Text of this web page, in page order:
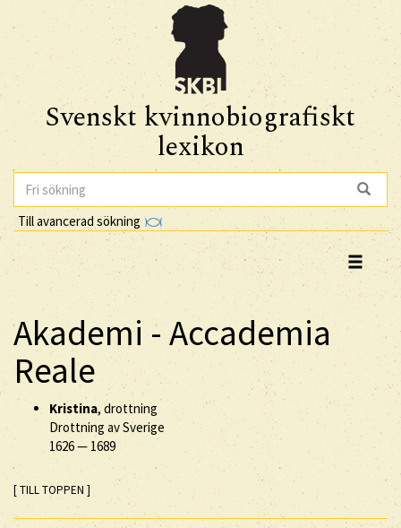
Svenskt kvinnobiografiskt
lexikon
Till avancerad sökning
Akademi - Accademia
Reale
Kristina, drottning
Drottning av Sverige
1626— 1689
[ TILL TOPPEN ]